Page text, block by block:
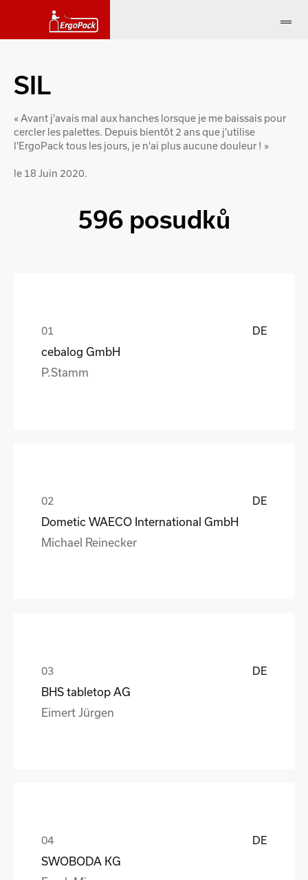
SIL
« Avant j'avais mal aux hanches lorsque je me baissais pour
cercler les palettes. Depuis bientôt 2 ans que j'utilise
l'ErgoPack tous les jours, je n'ai plus aucune douleur ! »
le 18 Juin 2020.
596 posudků
DE
cebalog GmbH
P.Stamm
DE
Dometic WAECO International GmbH
Michael Reinecker
DE
BHS tabletop AG
Eimert Jürgen
DE
SWOBODA KG